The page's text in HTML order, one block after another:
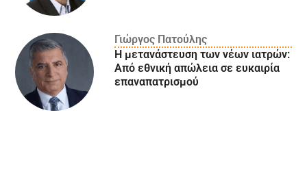
Γιώργος Πατούλης
Η μετανάστευση των νέων ιατρών:
Aπό εθνική απώλεια σε ευκαιρία
επαναπατρισμού